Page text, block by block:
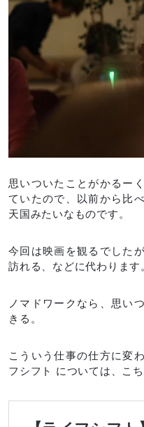
思いついたことがかるー
ていたので、以前から比
天国みたいなものです。
今回は映画を観るでした
訪れる、などに代わります
ノマドワークなら、思い
きる。
こういう仕事の仕方に変
フシフト については、こ